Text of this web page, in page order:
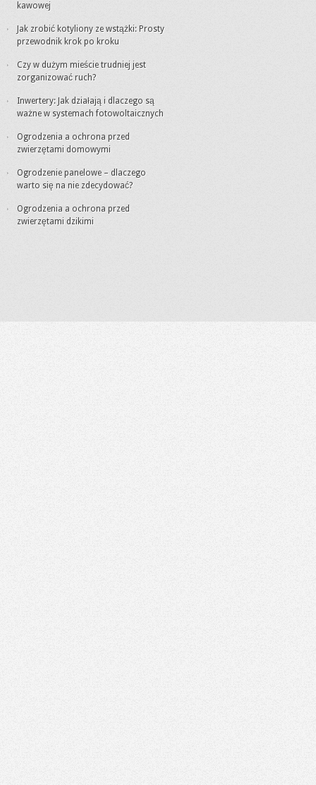
kawowej
Jak zrobić kotyliony ze wstążki: Prosty
przewodnik krok po kroku
Czy w dużym mieście trudniej jest
zorganizować ruch?
Inwertery: Jak działają i dlaczego są
ważne w systemach fotowoltaicznych
Ogrodzenia a ochrona przed
zwierzętami domowymi
Ogrodzenie panelowe – dlaczego
warto się na nie zdecydować?
Ogrodzenia a ochrona przed
zwierzętami dzikimi